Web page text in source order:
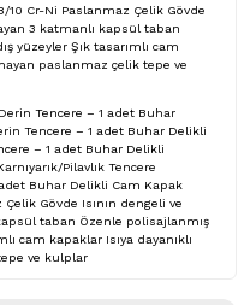
Cr-Ni Paslanmaz Çelik Gövde
3 katmanlı kapsül taban
yüzeyler Şık tasarımlı cam
paslanmaz çelik tepe ve
Tencere – 1 adet Buhar
Tencere – 1 adet Buhar Delikli
– 1 adet Buhar Delikli
Pilavlık Tencere
Buhar Delikli Cam Kapak
Gövde Isının dengeli ve
taban Özenle polisajlanmış
cam kapaklar Isıya dayanıklı
ve kulplar